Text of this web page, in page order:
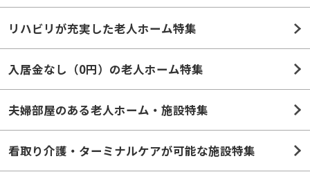
リハビリが充実した老人ホーム特集
入居金なし（0円）の老人ホーム特集
夫婦部屋のある老人ホーム・施設特集
看取り介護・ターミナルケアが可能な施設特集